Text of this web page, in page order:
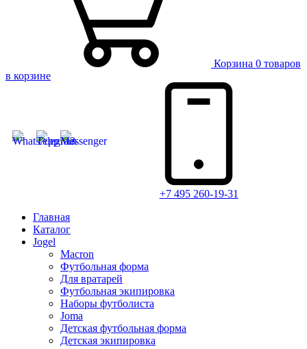
Корзина 0 товаров
в корзине
+7 495 260-19-31
Главная
Каталог
Jogel
Macron
Футбольная форма
Для вратарей
Футбольная экипировка
Наборы футболиста
Joma
Детская футбольная форма
Детская экипировка